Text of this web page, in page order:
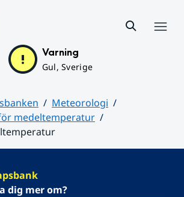
Varning
Gul, Sverige
Meteorologi
medeltemperatur
dig mer om?